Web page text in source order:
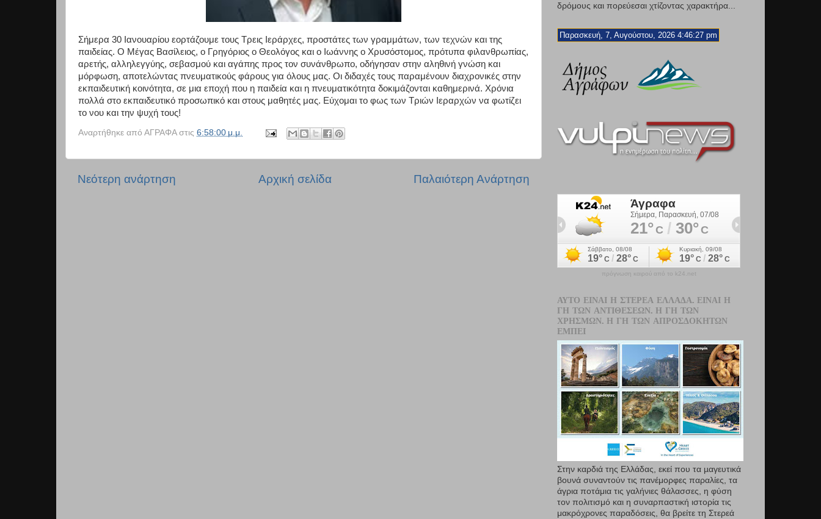
Σήμερα 30 Ιανουαρίου εορτάζουμε τους Τρεις Ιεράρχες, προστάτες των γραμμάτων, των τεχνών και της
παιδείας. Ο Μέγας Βασίλειος, ο Γρηγόριος ο Θεολόγος και ο Ιωάννης ο Χρυσόστομος, πρότυπα φιλανθρωπίας,
αρετής, αλληλεγγύης, σεβασμού και αγάπης προς τον συνάνθρωπο, οδήγησαν στην αληθινή γνώση και
μόρφωση, αποτελώντας πνευματικούς φάρους για όλους μας. Οι διδαχές τους παραμένουν διαχρονικές στην
εκπαιδευτική κοινότητα, σε μια εποχή που η παιδεία και η πνευματικότητα δοκιμάζονται καθημερινά. Χρόνια
πολλά στο εκπαιδευτικό προσωπικό και στους μαθητές μας. Εύχομαι το φως των Τριών Ιεραρχών να φωτίζει
το νου και την ψυχή τους!
Αναρτήθηκε από ΑΓΡΑΦΑ στις 6:58:00 μ.μ.
Νεότερη ανάρτηση Παλαιότερη Ανάρτηση
Αρχική σελίδα
δρόμους και πορεύεσαι χτίζοντας χαρακτήρα...
Παρασκευή, 7, Αυγούστου, 2026 4:46:28 pm
πρόγνωση καιρού από το k24.net
ΑΥΤΌ ΕΊΝΑΙ Η ΣΤΕΡΕΆ ΕΛΛΆΔΑ. ΕΊΝΑΙ Η
ΓΗ ΤΩΝ ΑΝΤΙΘΈΣΕΩΝ. Η ΓΗ ΤΩΝ
ΧΡΗΣΜΏΝ. Η ΓΗ ΤΩΝ ΑΠΡΟΣΔΌΚΗΤΩΝ
ΕΜΠΕΙ
Στην καρδιά της Ελλάδας, εκεί που τα µαγευτικά
βουνά συναντούν τις πανέμορφες παραλίες, τα
άγρια ποτάμια τις γαλήνιες θάλασσες, η φύση
τον πολιτισμό και η συναρπαστική ιστορία τις
μακρόχρονες παραδόσεις, θα βρείτε τη Στερεά